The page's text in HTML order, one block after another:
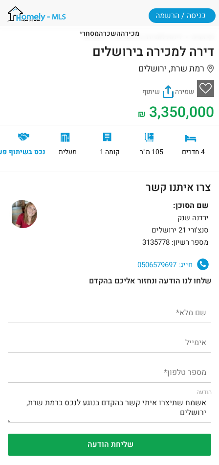
מכירההשכרהמסחרי
כניסה / הרשמה
דירות למכירה בירושלים ירושלים
דירה למכירה בירושלים
רמת שרת, ירושלים
שמירה שיתוף
3,350,000
₪
4 חדרים 105 מ"ר קומה 1 מעלית נכס בשיתוף
צרו איתנו קשר
שם הסוכן:
ירדנה שנק
סנצ'ורי 21 ירושלים
מספר רשיון: 3135778
חייג:
שלחו לנו הודעה ונחזור אליכם בהקדם
הודעה